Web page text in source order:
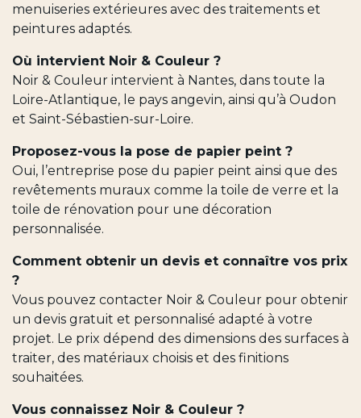
menuiseries extérieures avec des traitements et
peintures adaptés.
Où intervient Noir & Couleur ?
Noir & Couleur intervient à Nantes, dans toute la
Loire-Atlantique, le pays angevin, ainsi qu’à Oudon
et Saint-Sébastien-sur-Loire.
Proposez-vous la pose de papier peint ?
Oui, l’entreprise pose du papier peint ainsi que des
revêtements muraux comme la toile de verre et la
toile de rénovation pour une décoration
personnalisée.
Comment obtenir un devis et connaître vos prix
?
Vous pouvez contacter Noir & Couleur pour obtenir
un devis gratuit et personnalisé adapté à votre
projet. Le prix dépend des dimensions des surfaces à
traiter, des matériaux choisis et des finitions
souhaitées.
Vous connaissez Noir & Couleur ?